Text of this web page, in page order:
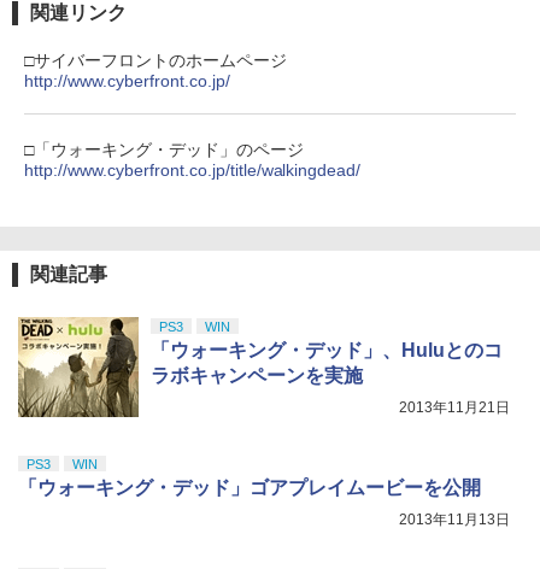
関連リンク
□サイバーフロントのホームページ
http://www.cyberfront.co.jp/
□「ウォーキング・デッド」のページ
http://www.cyberfront.co.jp/title/walkingdead/
関連記事
PS3 WIN
「ウォーキング・デッド」、Huluとのコ
ラボキャンペーンを実施
2013年11月21日
PS3 WIN
「ウォーキング・デッド」ゴアプレイムービーを公開
2013年11月13日